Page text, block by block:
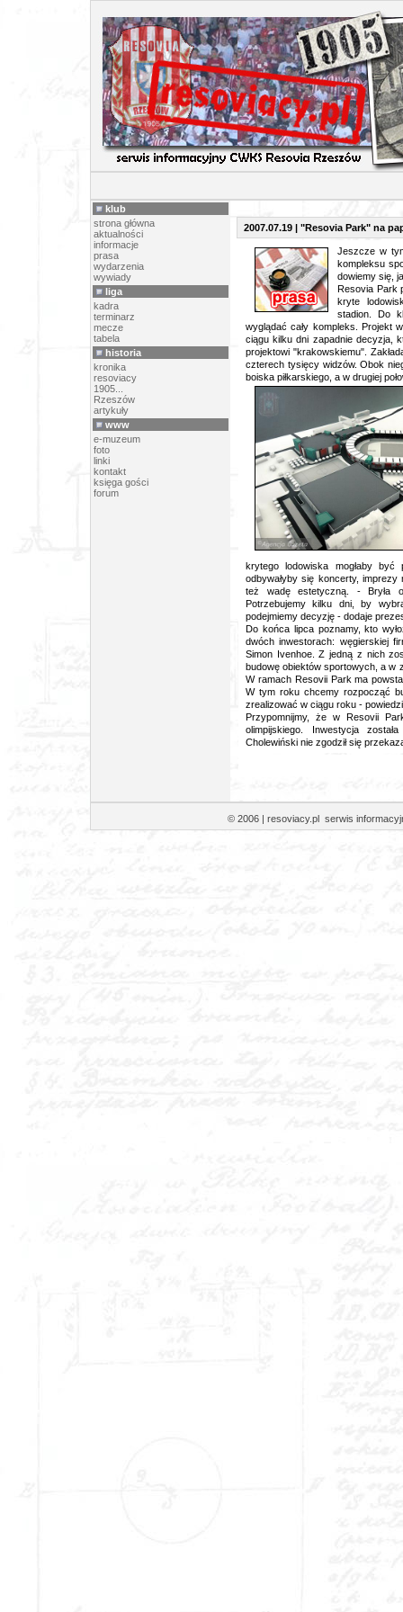
klub
strona główna
aktualności
informacje
prasa
wydarzenia
wywiady
liga
kadra
terminarz
mecze
tabela
historia
kronika
resoviacy
1905...
Rzeszów
artykuły
www
e-muzeum
foto
linki
kontakt
księga gości
forum
2007.07.19 | "Resovia Park" na
Jeszcze w
kompleksu
dowiemy się,
Resovia Park
kryte
stadion. Do
wyglądać cały kompleks. Projekt
ciągu kilku dni zapadnie decyzja,
projektowi "krakowskiemu".
czterech tysięcy widzów. Obok
boiska piłkarskiego, a w drugiej
krytego lodowiska mogłaby
odbywałyby się koncerty,
też wadę estetyczną. - Bryła
Potrzebujemy kilku dni, by
podejmiemy decyzję - dodaje
Do końca lipca poznamy, kto
dwóch inwestorach: węgierskiej
Simon Ivenhoe. Z jedną z nich
budowę obiektów sportowych, a w
W ramach Resovii Park ma
W tym roku chcemy rozpocząć
zrealizować w ciągu roku -
Przypomnijmy, że w Resovii
olimpijskiego. Inwestycja
Cholewiński nie zgodził się
© 2006 | resoviacy.pl serwis